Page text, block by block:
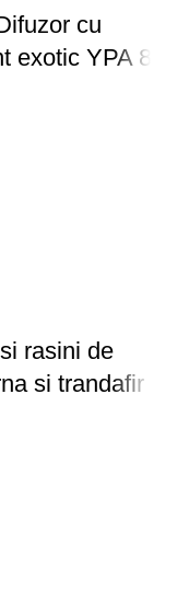
cu
exotic YPA 8
rasini de
si trandafir